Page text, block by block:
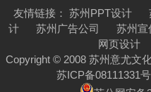
友情链接： 苏州PPT设计
计
苏州广告公司 苏州宣
网页设计
Copyright © 2008 苏州意尤文
苏ICP备08111331号